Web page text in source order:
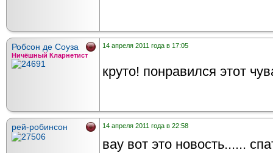
Робсон де Соуза
Ничёшный Кларнетист
14 апреля 2011 года в 17:05
круто! понравился этот
рей-робинсон 14 апреля 2011 года в 22:58
вау вот это новость......